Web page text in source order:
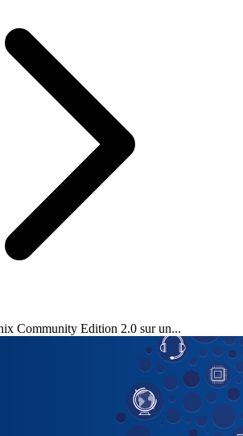
Community Edition 2.0 sur un...